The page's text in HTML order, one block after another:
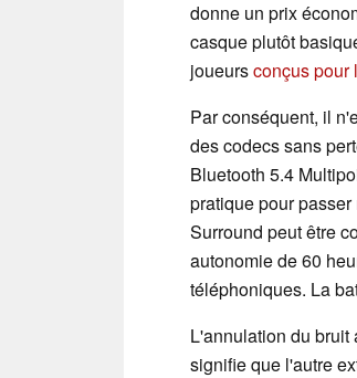
donne un prix
casque plutôt
joueursconçus pour
Par conséquent, il
des codecs sans
Bluetooth 5.4
pratique pour
Surround peut être
autonomie de 60
téléphoniques. La
L'annulation du
signifie que l'autre